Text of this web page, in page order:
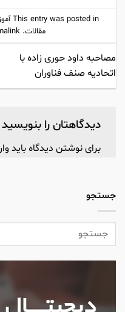
This entry was posted in
مقالات. Bookmark the
مصاحبه داود حوری زاده با
اتحادیه صنف فناوران
دیدگاهتان را بنویسید
برای نوشتن دیدگاه باید
جستجو